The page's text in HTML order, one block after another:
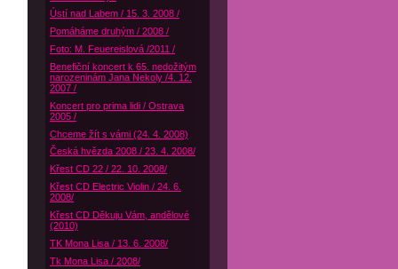
Ústí nad Labem / 15. 3. 2008 /
Pomáháme druhým / 2008 /
Foto: M. Feuereislová /2011 /
Benefiční koncert k 65. nedožitým
narozeninám Jana Nekoly /4. 12.
2007 /
Koncert pro prima lidi / Ostrava
2005 /
Chceme žít s vámi (24. 4. 2008)
Česká hvězda 2008 / 23. 4. 2008/
Křest CD 22 / 22. 10. 2008/
Křest CD Electric Violin / 24. 6.
2008/
Křest CD Děkuju Vám, andělové
(2010)
TK Mona Lisa / 13. 6. 2008/
Tk Mona Lisa / 2008/